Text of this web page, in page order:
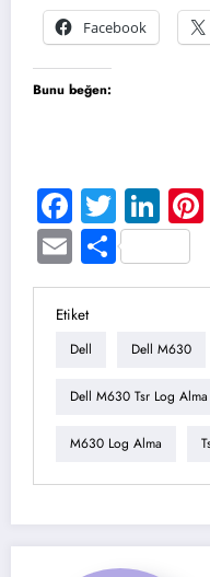
Facebook
Bunu beğen:
Facebook
Twitter
EmailShare
Etiket
Dell Dell M630
Dell M630 Tsr Log Alma
M630 Log Alma